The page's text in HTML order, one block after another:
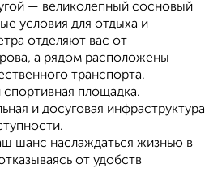
— великолепный сосновый
условия для отдыха и
отделяют вас от
а рядом расположены
транспорта.
площадка.
и досуговая инфраструктура
шанс наслаждаться жизнью в
от удобств